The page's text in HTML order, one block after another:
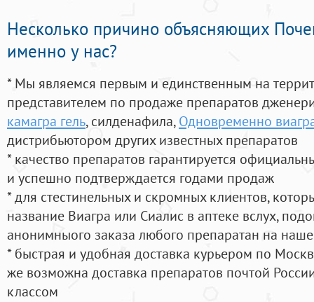
Несколько причино объясняющих
именно у нас?
* Мы являемся первым и единственным на
представителем по продаже препаратов
камагра гель, силденафила, Одновременно
дистрибьютором других известных препаратов
* качество препаратов гарантируется
и успешно подтверждается годами продаж
* для стестинельных и скромных клиентов,
название Виагра или Сиалис в аптеке вслух,
анонимныого заказа любого препаратан на
* быстрая и удобная доставка курьером по
же возможна доставка препаратов почтой
классом